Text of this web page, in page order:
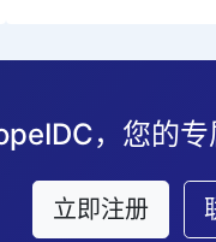
，您的专
立即注册